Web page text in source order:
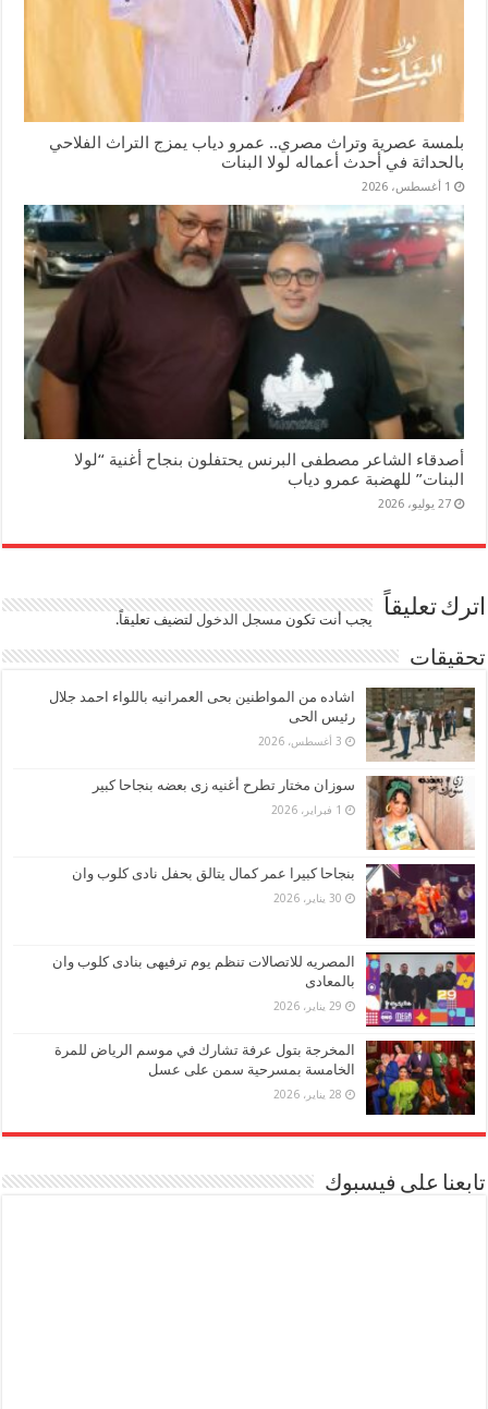
بلمسة عصرية وتراث مصري.. عمرو دياب يمزج التراث الفلاحي
بالحداثة في أحدث أعماله لولا البنات
1 أغسطس، 2026
أصدقاء الشاعر مصطفى البرنس يحتفلون بنجاح أغنية “لولا
البنات” للهضبة عمرو دياب
27 يوليو، 2026
اترك تعليقاً يجب أنت تكون مسجل الدخول لتضيف تعليقاً.
تحقيقات
اشاده من المواطنين بحى العمرانيه باللواء احمد جلال
رئيس الحى
3 أغسطس، 2026
سوزان مختار تطرح أغنيه زى بعضه بنجاحا كبير
1 فبراير، 2026
بنجاحا كبيرا عمر كمال يتالق بحفل نادى كلوب وان
30 يناير، 2026
المصريه للاتصالات تنظم يوم ترفيهى بنادى كلوب وان
بالمعادى
29 يناير، 2026
المخرجة بتول عرفة تشارك في موسم الرياض للمرة
الخامسة بمسرحية سمن على عسل
28 يناير، 2026
تابعنا على فيسبوك